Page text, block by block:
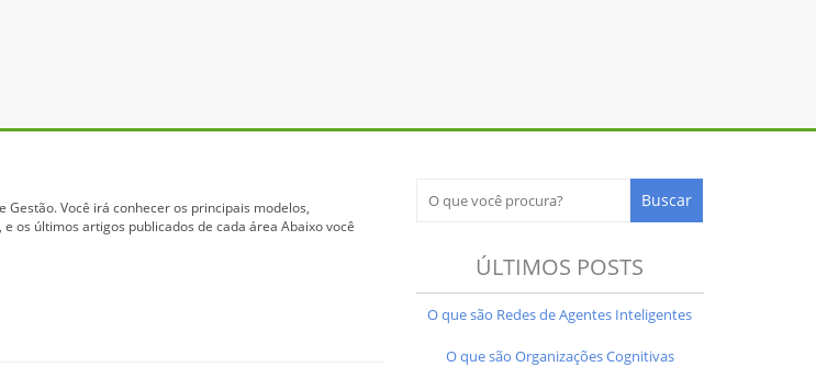
Você irá conhecer os principais modelos,
os últimos artigos publicados de cada área Abaixo você
ÚLTIMOS POSTS
O que são Redes de Agentes Inteligentes
O que são Organizações Cognitivas